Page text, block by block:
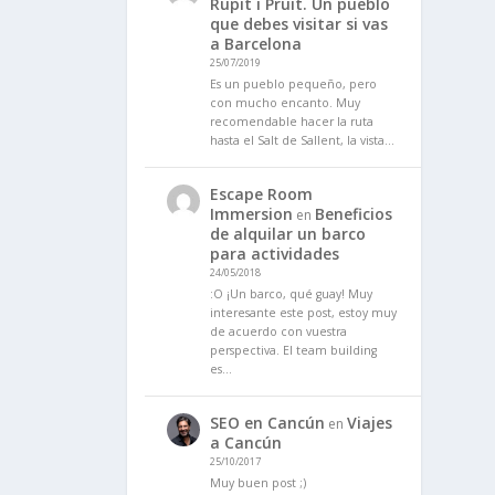
Rupit i Pruit. Un pueblo
que debes visitar si vas
a Barcelona
25/07/2019
Es un pueblo pequeño, pero
con mucho encanto. Muy
recomendable hacer la ruta
hasta el Salt de Sallent, la vista…
Escape Room
Immersion en Beneficios
de alquilar un barco
para actividades
24/05/2018
:O ¡Un barco, qué guay! Muy
interesante este post, estoy muy
de acuerdo con vuestra
perspectiva. El team building
es…
SEO en Cancún en Viajes
a Cancún
25/10/2017
Muy buen post ;)